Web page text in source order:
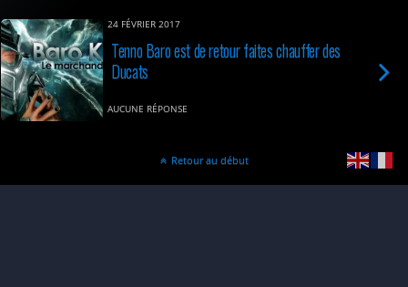
24 FÉVRIER 2017
Tenno Baro est de retour faites chauffer des
Ducats
AUCUNE RÉPONSE
Retour au début